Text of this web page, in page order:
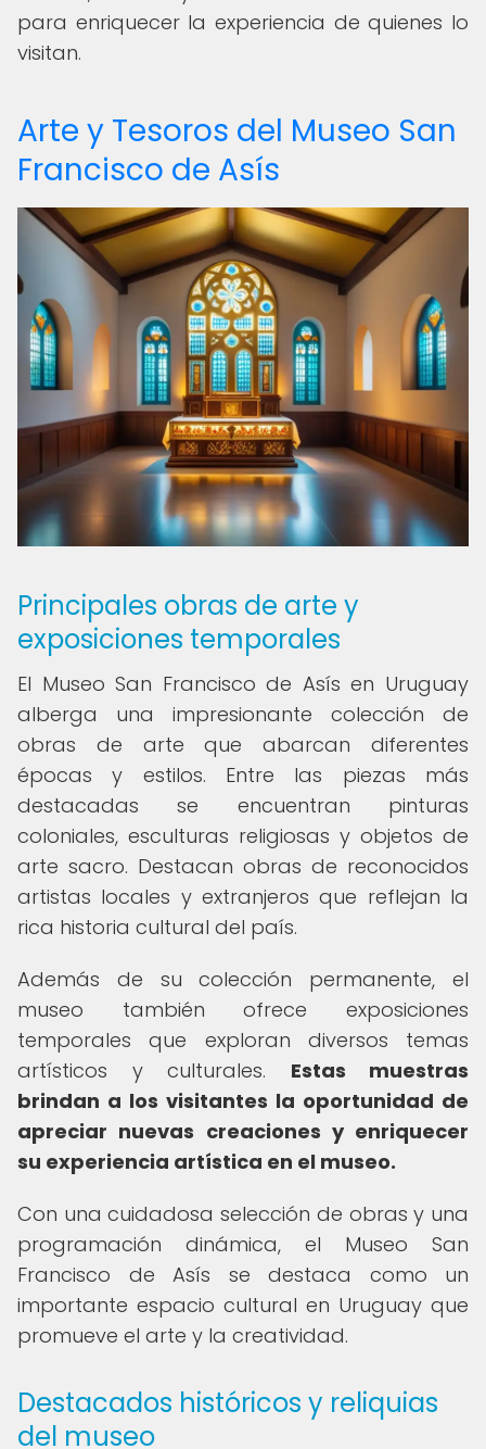
para enriquecer la experiencia de quienes lo
visitan.
Arte y Tesoros del Museo San
Francisco de Asís
Principales obras de arte y
exposiciones temporales
El Museo San Francisco de Asís en Uruguay
alberga una impresionante colección de
obras de arte que abarcan diferentes
épocas y estilos. Entre las piezas más
destacadas se encuentran pinturas
coloniales, esculturas religiosas y objetos de
arte sacro. Destacan obras de reconocidos
artistas locales y extranjeros que reflejan la
rica historia cultural del país.
Además de su colección permanente, el
museo también ofrece exposiciones
temporales que exploran diversos temas
artísticos y culturales. Estas muestras
brindan a los visitantes la oportunidad de
apreciar nuevas creaciones y enriquecer
su experiencia artística en el museo.
Con una cuidadosa selección de obras y una
programación dinámica, el Museo San
Francisco de Asís se destaca como un
importante espacio cultural en Uruguay que
promueve el arte y la creatividad.
Destacados históricos y reliquias
del museo